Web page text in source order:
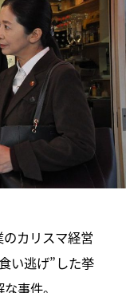
カリスマ経営
い逃げ”した挙
事件。